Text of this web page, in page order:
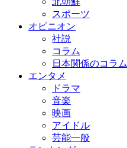
スポーツ
オピニオン
社説
コラム
日本関係のコラム
エンタメ
ドラマ
音楽
映画
アイドル
芸能一般